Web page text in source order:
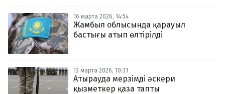
16 марта 2026, 14:54
Жамбыл облысында қарауыл
бастығы атып өлтірілді
13 марта 2026, 10:31
Атырауда мерзімді әскери
қызметкер қаза тапты